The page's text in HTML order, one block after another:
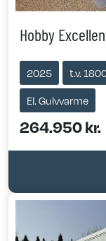
Hobby
2025 t.v.
El. Gulvvarme
264.950 kr.